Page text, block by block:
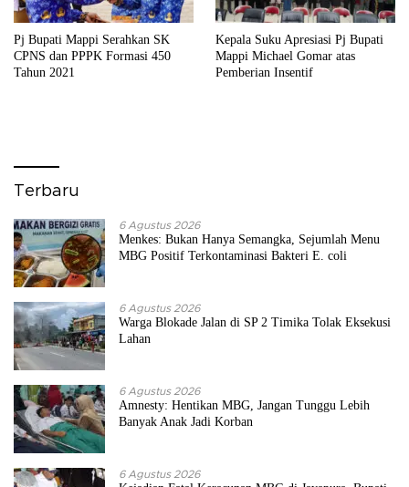
Pj Bupati Mappi Serahkan SK
CPNS dan PPPK Formasi 450
Tahun 2021
Kepala Suku Apresiasi Pj Bupati
Mappi Michael Gomar atas
Pemberian Insentif
Terbaru
6 Agustus 2026
Menkes: Bukan Hanya Semangka, Sejumlah Menu
MBG Positif Terkontaminasi Bakteri E. coli
6 Agustus 2026
Warga Blokade Jalan di SP 2 Timika Tolak Eksekusi
Lahan
6 Agustus 2026
Amnesty: Hentikan MBG, Jangan Tunggu Lebih
Banyak Anak Jadi Korban
6 Agustus 2026